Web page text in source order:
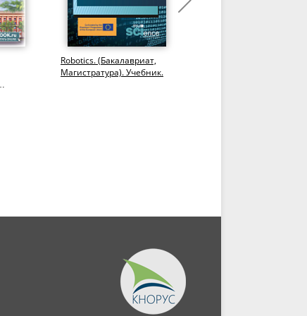
Robotics. (Бакалавриат,
Магистратура). Учебник.